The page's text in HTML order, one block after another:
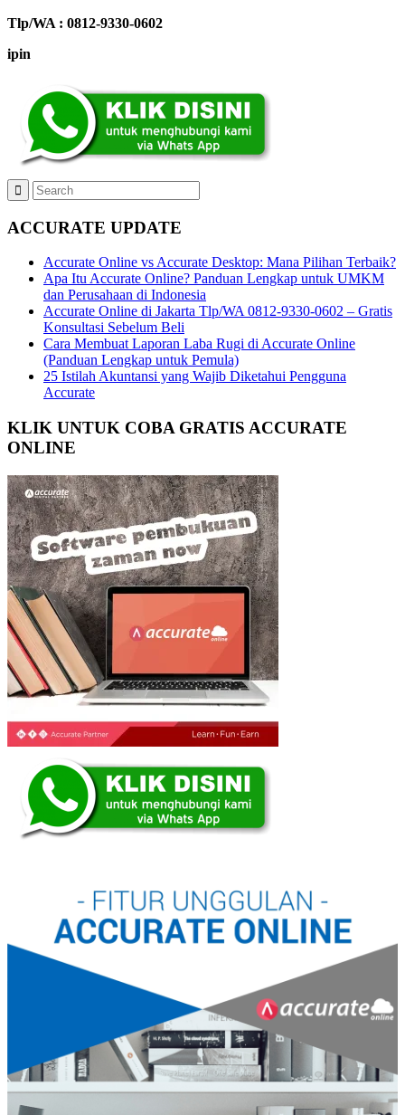
Tlp/WA : 0812-9330-0602
ipin
ACCURATE UPDATE
Accurate Online vs Accurate Desktop: Mana Pilihan Terbaik?
Apa Itu Accurate Online? Panduan Lengkap untuk UMKM
dan Perusahaan di Indonesia
Accurate Online di Jakarta Tlp/WA 0812-9330-0602 – Gratis
Konsultasi Sebelum Beli
Cara Membuat Laporan Laba Rugi di Accurate Online
(Panduan Lengkap untuk Pemula)
25 Istilah Akuntansi yang Wajib Diketahui Pengguna
Accurate
KLIK UNTUK COBA GRATIS ACCURATE
ONLINE